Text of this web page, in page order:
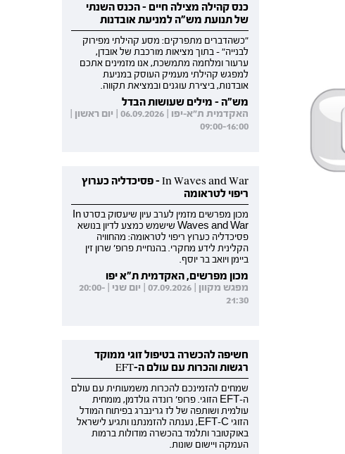
כנס קהילה מצילה חיים - הכנס השנתי
של תנועת מש"ה למניעת אובדנות
"כשהדברים מתפרקים: מסע קהילתי מפירוק
לבנייה" - בתוך מציאות מורכבת של אובדן,
ערעור ומלחמה מתמשכת, אנו מזמינים אתכם
למפגש קהילתי מעמיק העוסק במניעת
אובדנות, ביצירת עוגנים ובמציאת תקווה.
מש"ה - מילים שעושות הבדל
האקדמית ת"א-יפו | 06.09.2026 | יום ראשון |
09:00-16:00
In Waves and War - פסיכדליה כערוץ
ריפוי לטראומה
מכון מפרשים מזמין לערב עיון שיעסוק בסרט In
Waves and War שישמש כמצע לדיון בנושא
פסיכדליה כערוץ ריפוי לטראומה: מהחוויה
הקלינית לידע מחקרי. בהנחיית פרופ' שרון זין
ביימן ויואב בר יוסף.
מכון מפרשים, האקדמית ת"א יפו
מפגש מקוון | 07.09.2026 | יום שני | 20:00-
21:30
חשיפה להכשרה בטיפול זוגי ממוקד
רגשות והכרות עם עולם ה-EFT
שמחים להזמינכם להכרות משמעותית עם עולם
ה-EFT הזוגי. פרופ' רונדה גולדמן, מומחית
עולמית ושותפה של לז גרינברג בפיתוח המודל
הזוגי EFT-C, נענתה להזמנתנו ותגיע לישראל
באוקטובר ותלמד בהכשרה מודולות ברמות
העמקה ויישום שונות.